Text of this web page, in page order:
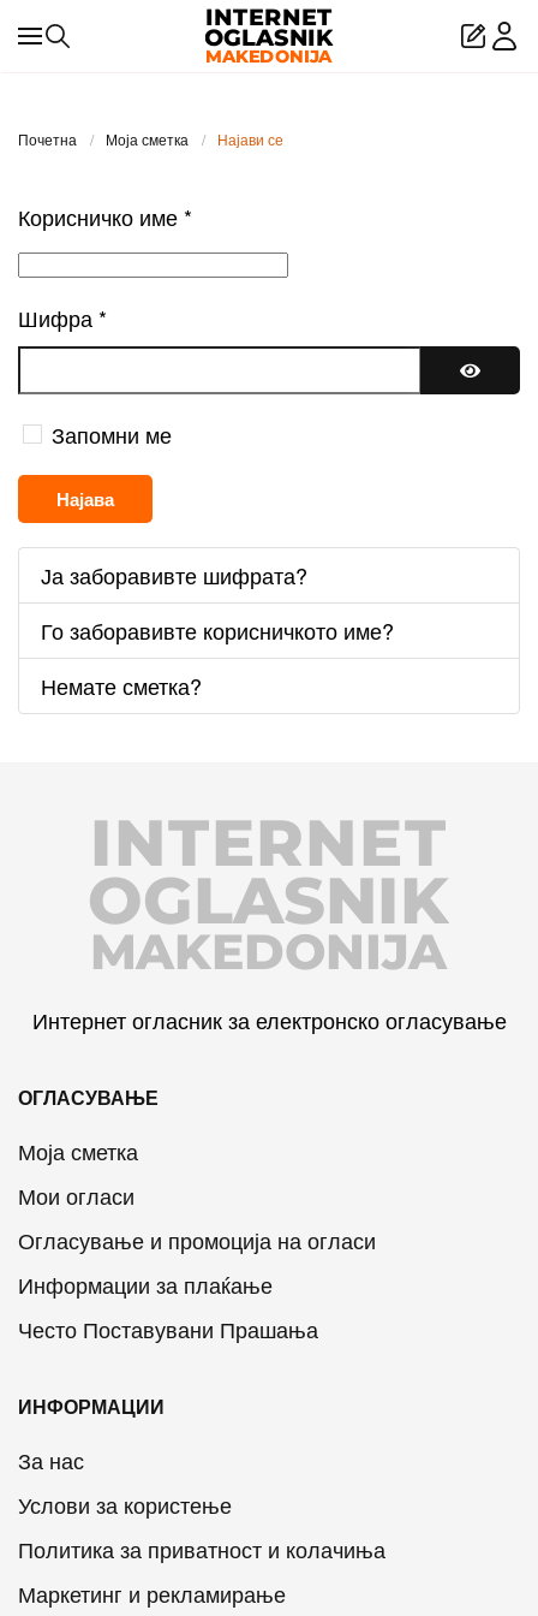
Skip to main content
Почетна Моја сметка Најави се
Корисничко име *
Шифра *
Запомни ме
Најава
Ја заборавивте шифрата?
Го заборавивте корисничкото име?
Немате сметка?
INTERNET
MAKEDONIJA
OGLASNIK
Интернет огласник за електронско огласување
ОГЛАСУВАЊЕ
Моја сметка
Мои огласи
Огласување и промоција на огласи
Информации за плаќање
Често Поставувани Прашања
ИНФОРМАЦИИ
За нас
Услови за користење
Политика за приватност и колачиња
Маркетинг и рекламирање